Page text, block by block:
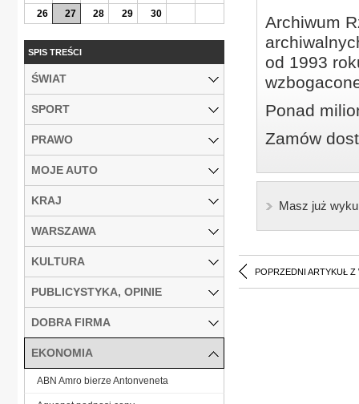
Archiwum
od 1993
Ponad
Zamów
Masz już
POPRZEDNI ARTYKUŁ Z
26
27 28 29 30
SPIS TREŚCI
ŚWIAT
SPORT
PRAWO
MOJE AUTO
KRAJ
WARSZAWA
KULTURA
PUBLICYSTYKA, OPINIE
DOBRA FIRMA
EKONOMIA
ABN Amro bierze Antonveneta